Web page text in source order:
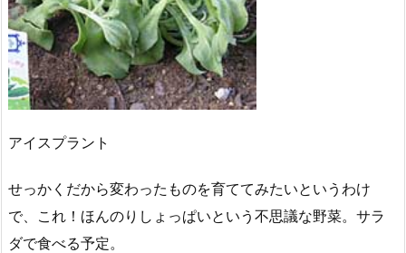
アイスプラント
せっかくだから変わったものを育ててみたいというわけ
で、これ！ほんのりしょっぱいという不思議な野菜。サラ
ダで食べる予定。